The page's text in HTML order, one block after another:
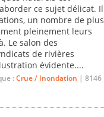
ce sujet délicat. Il
un nombre de plus
pleinement leurs
Le salon des
de rivières
évidente....
:Crue / Inondation | 8146